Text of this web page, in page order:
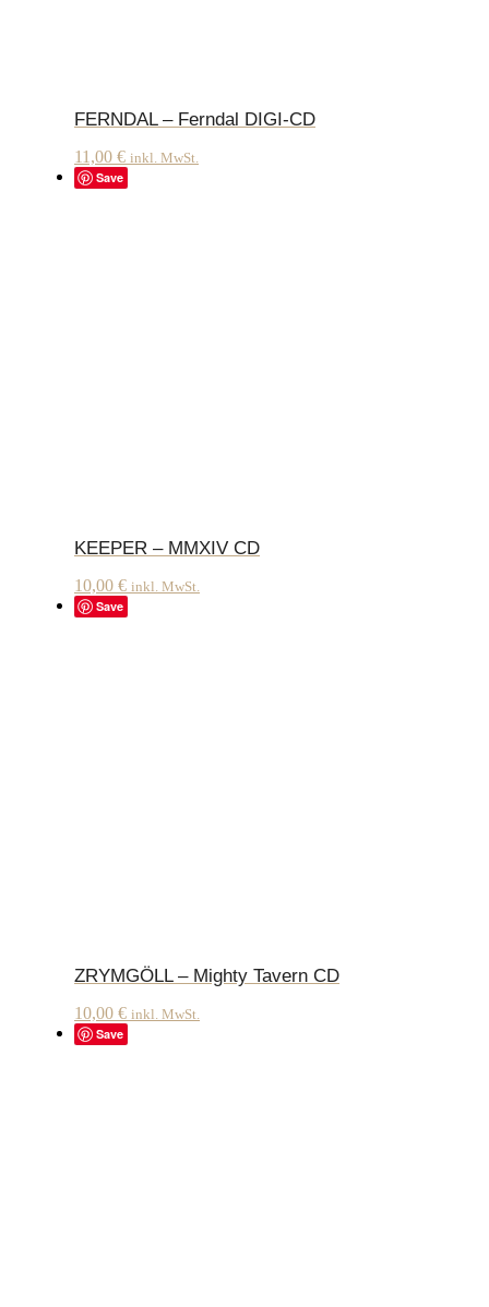
FERNDAL – Ferndal DIGI-CD
11,00 € inkl. MwSt.
Save
KEEPER – MMXIV CD
10,00 € inkl. MwSt.
Save
ZRYMGÖLL – Mighty Tavern CD
10,00 € inkl. MwSt.
Save